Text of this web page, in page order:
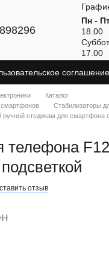
Пн-
18.00
17.00
соглашение
Каталог
Стабилизаторы
стедикам для смартфона
телефона
отзыв